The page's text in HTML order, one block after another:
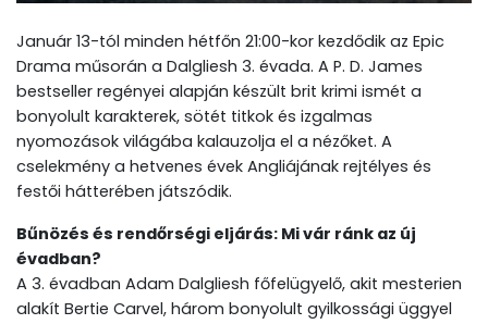
Január 13-tól minden hétfőn 21:00-kor kezdődik az Epic
Drama műsorán a Dalgliesh 3. évada. A P. D. James
bestseller regényei alapján készült brit krimi ismét a
bonyolult karakterek, sötét titkok és izgalmas
nyomozások világába kalauzolja el a nézőket. A
cselekmény a hetvenes évek Angliájának rejtélyes és
festői hátterében játszódik.
Bűnözés és rendőrségi eljárás: Mi vár ránk az új
évadban?
A 3. évadban Adam Dalgliesh főfelügyelő, akit mesterien
alakít Bertie Carvel, három bonyolult gyilkossági üggyel